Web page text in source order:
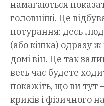
намагаються
головніші. Це
потурання: десь
(або кішка) одразу
домі він. Це так
весь час будете
покажіть, що ви тут
криків і фізичного